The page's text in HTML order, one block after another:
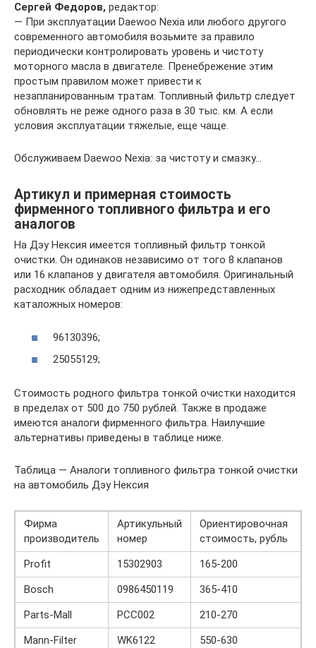
Сергей Федоров, редактор:
— При эксплуатации Daewoo Nexia или любого другого
современного автомобиля возьмите за правило
периодически контролировать уровень и чистоту
моторного масла в двигателе. Пренебрежение этим
простым правилом может привести к
незапланированным тратам. Топливный фильтр следует
обновлять не реже одного раза в 30 тыс. км. А если
условия эксплуатации тяжелые, еще чаще.
Обслуживаем Daewoo Nexia: за чистоту и смазку…
Артикул и примерная стоимость
фирменного топливного фильтра и его
аналогов
На Дэу Нексия имеется топливный фильтр тонкой
очистки. Он одинаков независимо от того 8 клапанов
или 16 клапанов у двигателя автомобиля. Оригинальный
расходник обладает одним из нижепредставленных
каталожных номеров:
96130396;
25055129;
Стоимость родного фильтра тонкой очистки находится
в пределах от 500 до 750 рублей. Также в продаже
имеются аналоги фирменного фильтра. Наилучшие
альтернативы приведены в таблице ниже.
Таблица — Аналоги топливного фильтра тонкой очистки
на автомобиль Дэу Нексия
Фирма
производитель
Артикульный
номер
Ориентировочная
стоимость, рубль
Profit
15302903
165-200
Bosch
0986450119
365-410
Parts-Mall
PCC002
210-270
Mann-Filter
WK6122 550-630